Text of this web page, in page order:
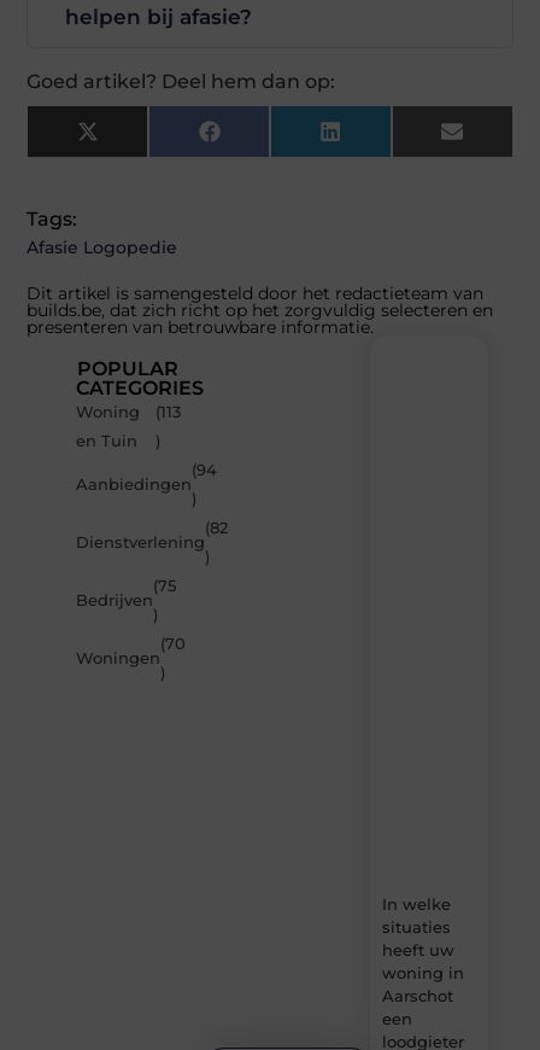
helpen bij afasie?
Goed artikel? Deel hem dan op:
X
(Twitter)
Facebook LinkedIn Email
Tags:
Afasie Logopedie
Dit artikel is samengesteld door het redactieteam van
builds.be, dat zich richt op het zorgvuldig selecteren en
presenteren van betrouwbare informatie.
POPULAR
CATEGORIES
Woning
en Tuin
(113
)
Aanbiedingen
(94
)
Dienstverlening
(82
)
Bedrijven
(75
)
Woningen
(70
)
In welke
situaties
heeft uw
woning in
Aarschot
een
loodgieter